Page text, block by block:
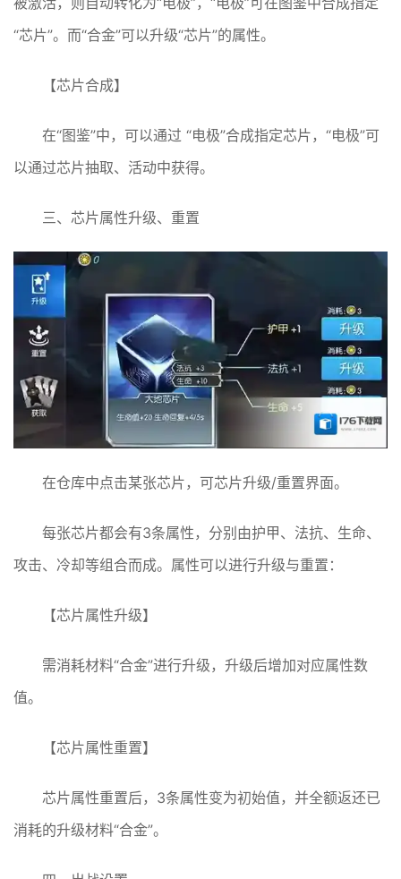
“芯片”。而“合金”可以升级“芯片”的属性。
【芯片合成】
在“图鉴”中，可以通过 “电极”合成指定芯片，“电极”可
以通过芯片抽取、活动中获得。
三、芯片属性升级、重置
在仓库中点击某张芯片，可芯片升级/重置界面。
每张芯片都会有3条属性，分别由护甲、法抗、生命、
攻击、冷却等组合而成。属性可以进行升级与重置：
【芯片属性升级】
需消耗材料“合金”进行升级，升级后增加对应属性数
值。
【芯片属性重置】
芯片属性重置后，3条属性变为初始值，并全额返还已
消耗的升级材料“合金”。